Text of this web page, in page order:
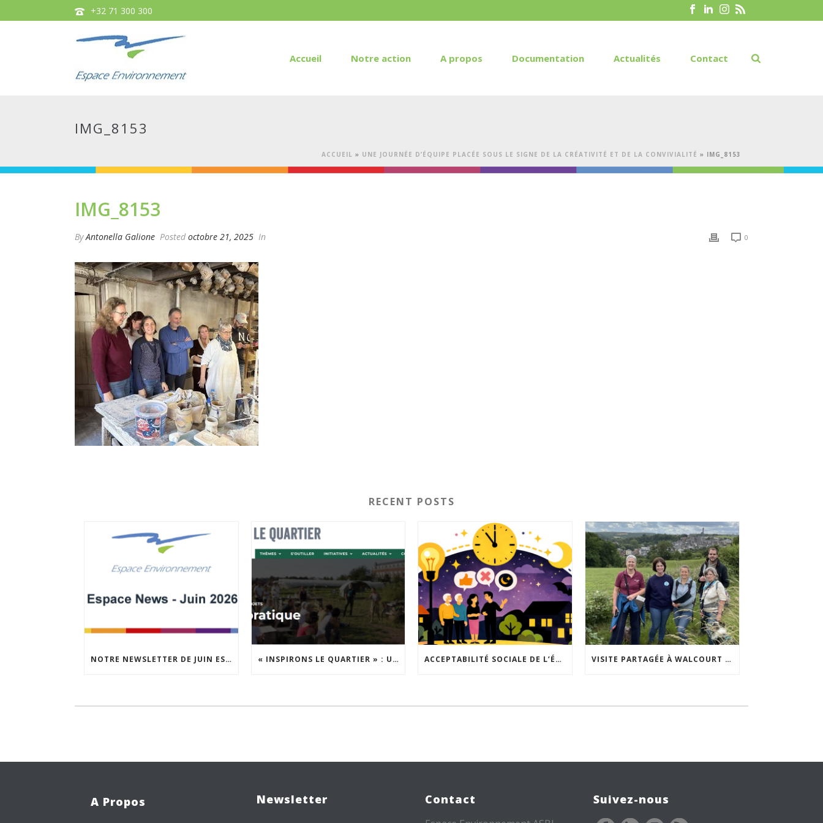
+32 71 300 300
Accueil Notre action A propos Documentation Actualités Contact
IMG_8153
ACCUEIL » UNE JOURNÉE D’ÉQUIPE PLACÉE SOUS LE SIGNE DE LA CRÉATIVITÉ ET DE LA CONVIVIALITÉ » IMG_8153
IMG_8153
ByAntonella Galione Posted octobre 21, 2025 In 0
RECENT POSTS
NOTRE NEWSLETTER DE JUIN EST EN LIGNE ! « INSPIRONS LE QUARTIER » : UN NOUVEL APPEL À PROJETS EST LANCÉ ! ACCEPTABILITÉ SOCIALE DE L’ÉCLAIRAGE NOCTURNE : LE REPLAY EST DISPONIBLE VISITE PARTAGÉE À WALCOURT : UNE DÉMARCHE PARTICIPATIVE ANIMÉE PAR ESPACE ENVIRONNEMENT
A Propos Newsletter Contact Suivez-nous